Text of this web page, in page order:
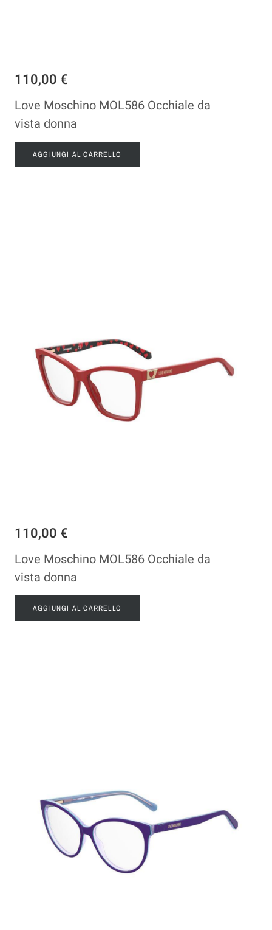
110,00 €
Love Moschino MOL586 Occhiale da
vista donna
AGGIUNGI AL CARRELLO
110,00 €
Love Moschino MOL586 Occhiale da
vista donna
AGGIUNGI AL CARRELLO